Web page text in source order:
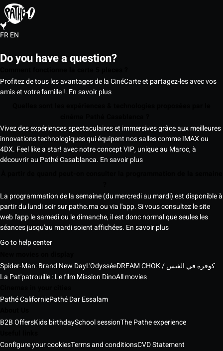
FREN
Do you have a question?
Profitez de tous les avantages de la CinéCarte et partagez-les avec vos
amis et votre famille !. En savoir plus
Vivez des expériences spectaculaires et immersives grâce aux meilleures
innovations technologiques qui équipent nos salles comme IMAX ou
4DX. Feel like a star! avec notre concept VIP, unique au Maroc, à
découvrir au Pathé Casablanca. En savoir plus
La programmation de la semaine (du mercredi au mardi) est disponible à
partir du lundi soir sur pathe.ma ou via l'app. Si vous consultez le site
web l'app le samedi ou le dimanche, il est donc normal que seules les
séances jusqu'au mardi soient affichées. En savoir plus
Go to help center
Spider-Man: Brand New DayL'Odyssée
DREAM CHOK / كوفرة في الغيس
La Pat'patrouille : Le film Mission DinoAll movies
Pathé CaliforniePathé Dar Essalam
B2B OffersKids birthdaySchool sessionThe Pathe experience
Configure your cookiesTerms and conditionsCVD Statement